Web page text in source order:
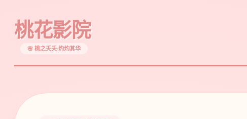
桃花影院
🌸 桃之夭夭·灼灼其华